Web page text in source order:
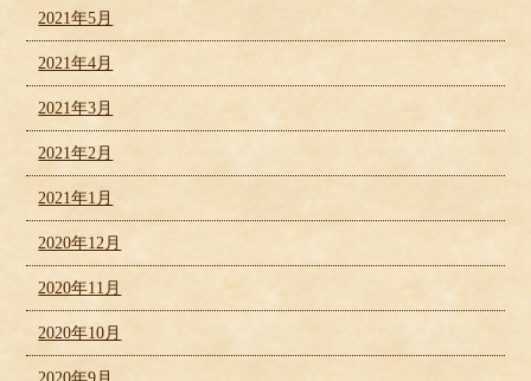
2021年5月
2021年4月
2021年3月
2021年2月
2021年1月
2020年12月
2020年11月
2020年10月